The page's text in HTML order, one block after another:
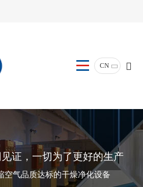
CN
证，一切为了更好的生产
空气品质达标的干燥净化设备